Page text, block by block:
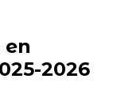
en
2026